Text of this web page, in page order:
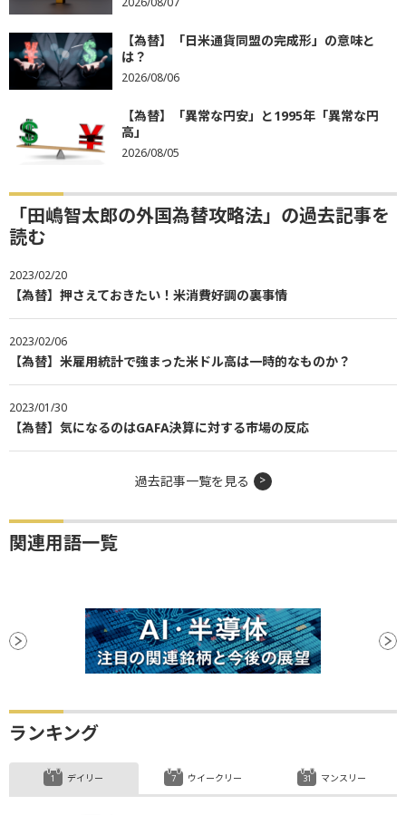
【為替】「日米通貨同盟の完成形」の意味と
は？
2026/08/06
【為替】「異常な円安」と1995年「異常な円
高」
2026/08/05
「田嶋智太郎の外国為替攻略法」の過去記事を
読む
2023/02/20
【為替】押さえておきたい！米消費好調の裏事情
2023/02/06
【為替】米雇用統計で強まった米ドル高は一時的なものか？
2023/01/30
【為替】気になるのはGAFA決算に対する市場の反応
過去記事一覧を見る
関連用語一覧
ランキング
デイリー ウイークリー マンスリー